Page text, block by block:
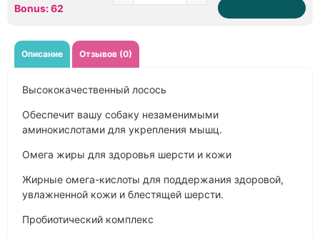
Bonus: 62
Описание Отзывов (0)
Высококачественный лосось
Обеспечит вашу собаку незаменимыми
аминокислотами для укрепления мышц.
Омега жиры для здоровья шерсти и кожи
Жирные омега-кислоты для поддержания здоровой,
увлажненной кожи и блестящей шерсти.
Пробиотический комплекс